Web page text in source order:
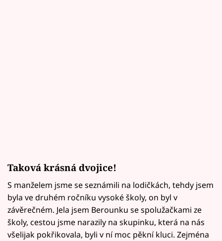
Taková krásná dvojice!
S manželem jsme se seznámili na lodičkách, tehdy jsem
byla ve druhém ročníku vysoké školy, on byl v
závěrečném. Jela jsem Berounku se spolužačkami ze
školy, cestou jsme narazily na skupinku, která na nás
všelijak pokřikovala, byli v ní moc pěkní kluci. Zejména